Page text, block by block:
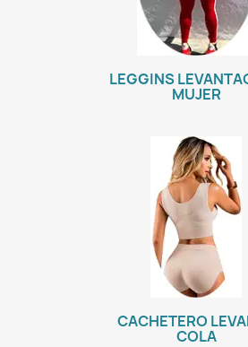
LEGGINS
MUJER
CACHETERO
COLA